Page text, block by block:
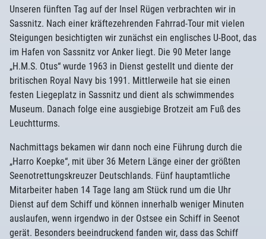
Unseren fünften Tag auf der Insel Rügen verbrachten wir in
Sassnitz. Nach einer kräftezehrenden Fahrrad-Tour mit vielen
Steigungen besichtigten wir zunächst ein englisches U-Boot, das
im Hafen von Sassnitz vor Anker liegt. Die 90 Meter lange
„H.M.S. Otus“ wurde 1963 in Dienst gestellt und diente der
britischen Royal Navy bis 1991. Mittlerweile hat sie einen
festen Liegeplatz in Sassnitz und dient als schwimmendes
Museum. Danach folge eine ausgiebige Brotzeit am Fuß des
Leuchtturms.
Nachmittags bekamen wir dann noch eine Führung durch die
„Harro Koepke“, mit über 36 Metern Länge einer der größten
Seenotrettungskreuzer Deutschlands. Fünf hauptamtliche
Mitarbeiter haben 14 Tage lang am Stück rund um die Uhr
Dienst auf dem Schiff und können innerhalb weniger Minuten
auslaufen, wenn irgendwo in der Ostsee ein Schiff in Seenot
gerät. Besonders beeindruckend fanden wir, dass das Schiff